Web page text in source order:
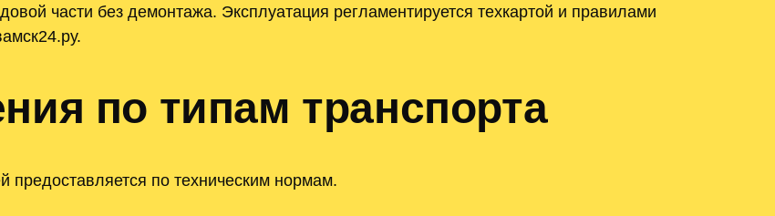
части без демонтажа. Эксплуатация регламентируется техкартой и правилами
по типам транспорта
предоставляется по техническим нормам.